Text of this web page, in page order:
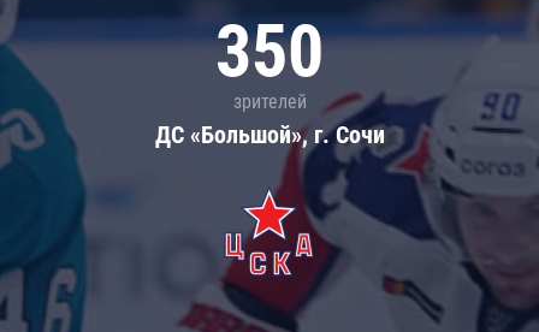
350
зрителей
ДС «Большой», г. Сочи